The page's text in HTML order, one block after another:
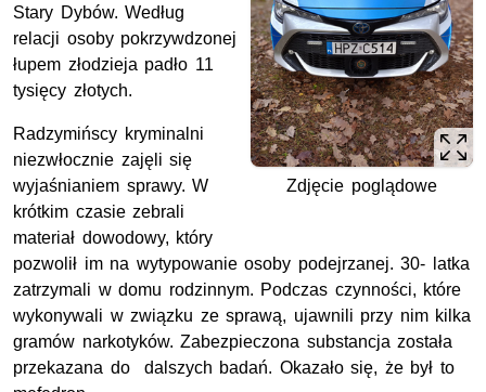
Zdjęcie poglądowe
Stary Dybów. Według
relacji osoby pokrzywdzonej
łupem złodzieja padło 11
tysięcy złotych.
Radzymińscy kryminalni
niezwłocznie zajęli się
wyjaśnianiem sprawy. W
krótkim czasie zebrali
materiał dowodowy, który
pozwolił im na wytypowanie osoby podejrzanej. 30- latka
zatrzymali w domu rodzinnym. Podczas czynności, które
wykonywali w związku ze sprawą, ujawnili przy nim kilka
gramów narkotyków. Zabezpieczona substancja została
przekazana do dalszych badań. Okazało się, że był to